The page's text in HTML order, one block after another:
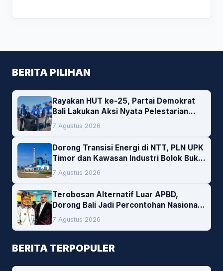
BERITA PILIHAN
Rayakan HUT ke-25, Partai Demokrat
Bali Lakukan Aksi Nyata Pelestarian
Lingkungan
7 Agustus 2026
Dorong Transisi Energi di NTT, PLN UPK
Timor dan Kawasan Industri Bolok Buka
Peluang Investasi Woodchip untuk
Cofiring PLTU Bolok
7 Agustus 2026
Terobosan Alternatif Luar APBD,
Dorong Bali Jadi Percontohan Nasional
Pembiayaan Daerah
7 Agustus 2026
BERITA TERPOPULER